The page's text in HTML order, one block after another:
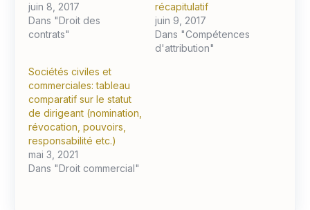
juin 8, 2017
Dans "Droit des
contrats"
récapitulatif
juin 9, 2017
Dans "Compétences
d'attribution"
Sociétés civiles et
commerciales: tableau
comparatif sur le statut
de dirigeant (nomination,
révocation, pouvoirs,
responsabilité etc.)
mai 3, 2021
Dans "Droit commercial"